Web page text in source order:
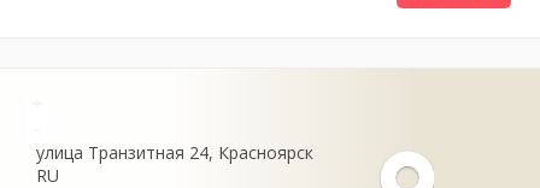
улица Транзитная 24 Красноярск
RU